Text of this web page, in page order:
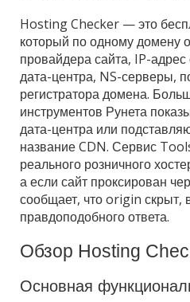
Hosting Checker — это
который по одному домену
провайдера сайта, IP-
дата-центра, NS-серверы,
регистратора домена.
инструментов Рунета
дата-центра или
название CDN. Сервис
реального розничного
а если сайт проксирован
сообщает, что origin
правдоподобного ответа.
Обзор Hosting
Основная